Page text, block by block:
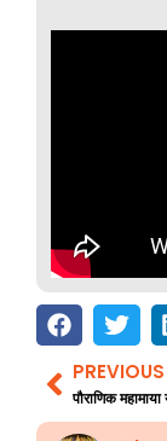
Prev
PREVIOUS